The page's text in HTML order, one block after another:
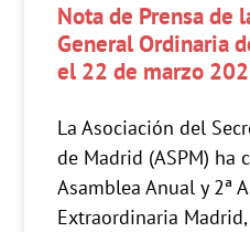
Nota de Prensa de
General Ordinaria
el 22 de marzo
La Asociación del
de Madrid (ASPM) ha
Asamblea Anual y 2ª
Extraordinaria